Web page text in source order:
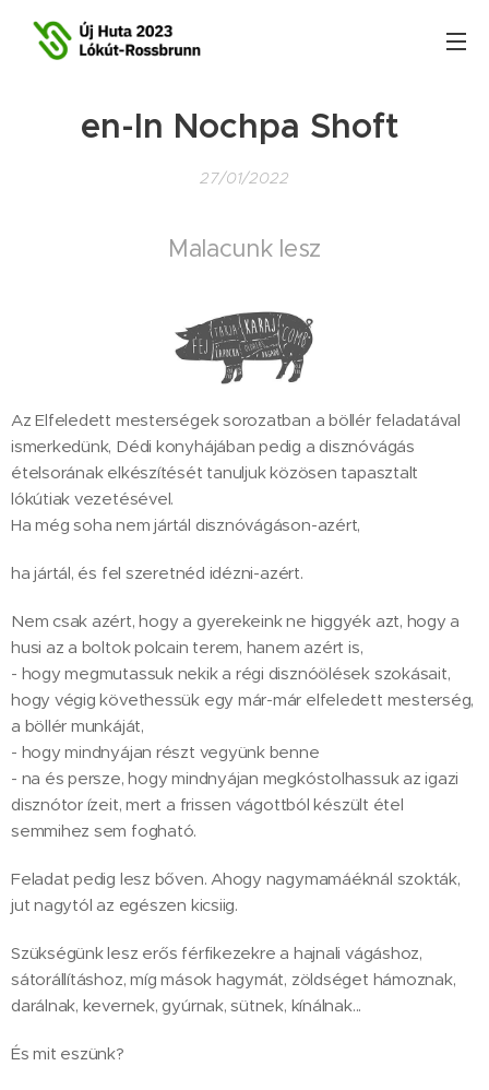
en-In Nochpa Shoft
27/01/2022
Malacunk lesz
Az Elfeledett mesterségek sorozatban a böllér feladatával
ismerkedünk, Dédi konyhájában pedig a disznóvágás
ételsorának elkészítését tanuljuk közösen tapasztalt
lókútiak vezetésével.
Ha még soha nem jártál disznóvágáson-azért,
ha jártál, és fel szeretnéd idézni-azért.
Nem csak azért, hogy a gyerekeink ne higgyék azt, hogy a
husi az a boltok polcain terem, hanem azért is,
- hogy megmutassuk nekik a régi disznóölések szokásait,
hogy végig követhessük egy már-már elfeledett mesterség,
a böllér munkáját,
- hogy mindnyájan részt vegyünk benne
- na és persze, hogy mindnyájan megkóstolhassuk az igazi
disznótor ízeit, mert a frissen vágottból készült étel
semmihez sem fogható.
Feladat pedig lesz bőven. Ahogy nagymamáéknál szokták,
jut nagytól az egészen kicsiig.
Szükségünk lesz erős férfikezekre a hajnali vágáshoz,
sátorállításhoz, míg mások hagymát, zöldséget hámoznak,
darálnak, kevernek, gyúrnak, sütnek, kínálnak...
És mit eszünk?